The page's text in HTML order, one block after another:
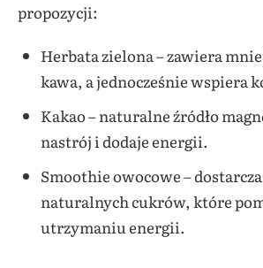
propozycji:
Herbata zielona – zawiera
kawa, a jednocześnie wspiera
Kakao – naturalne źródło
nastrój i dodaje energii.
Smoothie owocowe –
naturalnych cukrów, które
utrzymaniu energii.